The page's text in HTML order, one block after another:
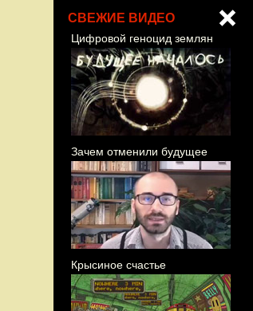
СВЕЖИЕ ВИДЕО
Цифровой геноцид землян
Зачем отменили будущее
Крысиное счастье